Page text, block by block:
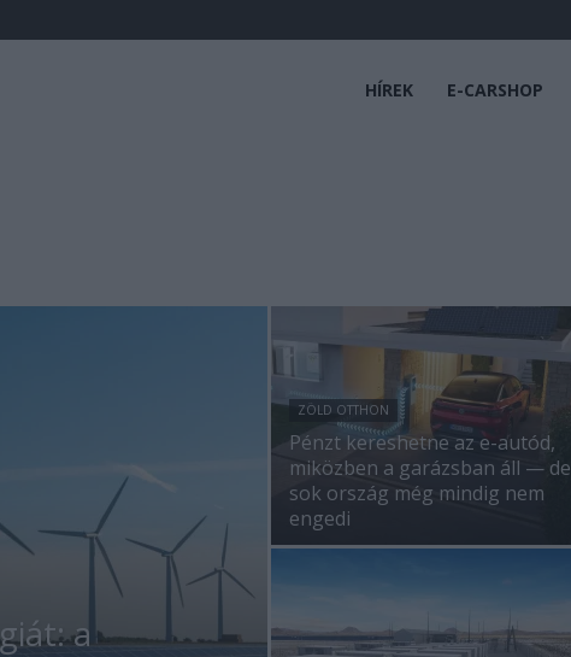
HÍREK E-CARSHOP
a
ZÖLD OTTHON
Pénzt kereshetne az e-autód,
miközben a garázsban áll — de
sok ország még mindig nem
engedi